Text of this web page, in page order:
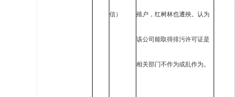
信） 殖户，红树林也遭殃。认为
该公司能取得排污许可证是
相关部门不作为或乱作为。